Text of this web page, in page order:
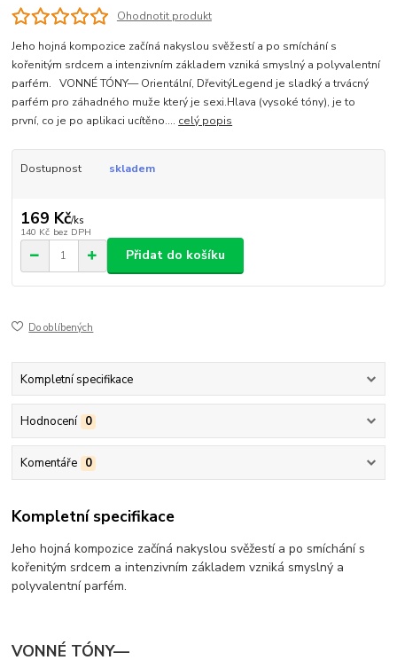
Ohodnotit produkt
Jeho hojná kompozice začíná nakyslou svěžestí a po smíchání s
kořenitým srdcem a intenzivním základem vzniká smyslný a polyvalentní
parfém. VONNÉ TÓNY— Orientální, DřevitýLegend je sladký a trvácný
parfém pro záhadného muže který je sexi.Hlava (vysoké tóny), je to
první, co je po aplikaci ucítěno.... celý popis
Dostupnost skladem
169 Kč/ks
140 Kč bez DPH
Přidat do košíku
Do oblíbených
Kompletní specifikace
Hodnocení 0
Komentáře 0
Kompletní specifikace
Jeho hojná kompozice začíná nakyslou svěžestí a po smíchání s
kořenitým srdcem a intenzivním základem vzniká smyslný a
polyvalentní parfém.
VONNÉ TÓNY—